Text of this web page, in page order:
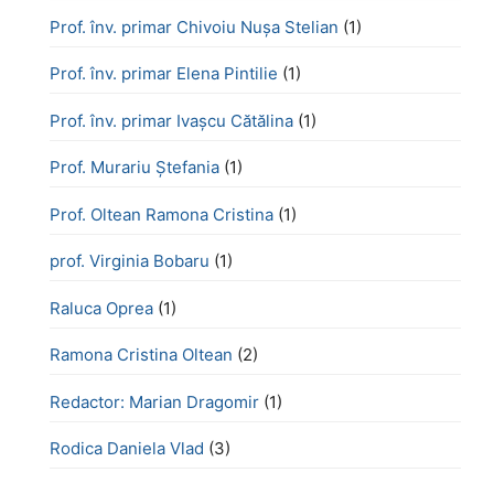
Prof. înv. primar Chivoiu Nușa Stelian (1)
Prof. înv. primar Elena Pintilie (1)
Prof. înv. primar Ivașcu Cătălina (1)
Prof. Murariu Ștefania (1)
Prof. Oltean Ramona Cristina (1)
prof. Virginia Bobaru (1)
Raluca Oprea (1)
Ramona Cristina Oltean (2)
Redactor: Marian Dragomir (1)
Rodica Daniela Vlad (3)